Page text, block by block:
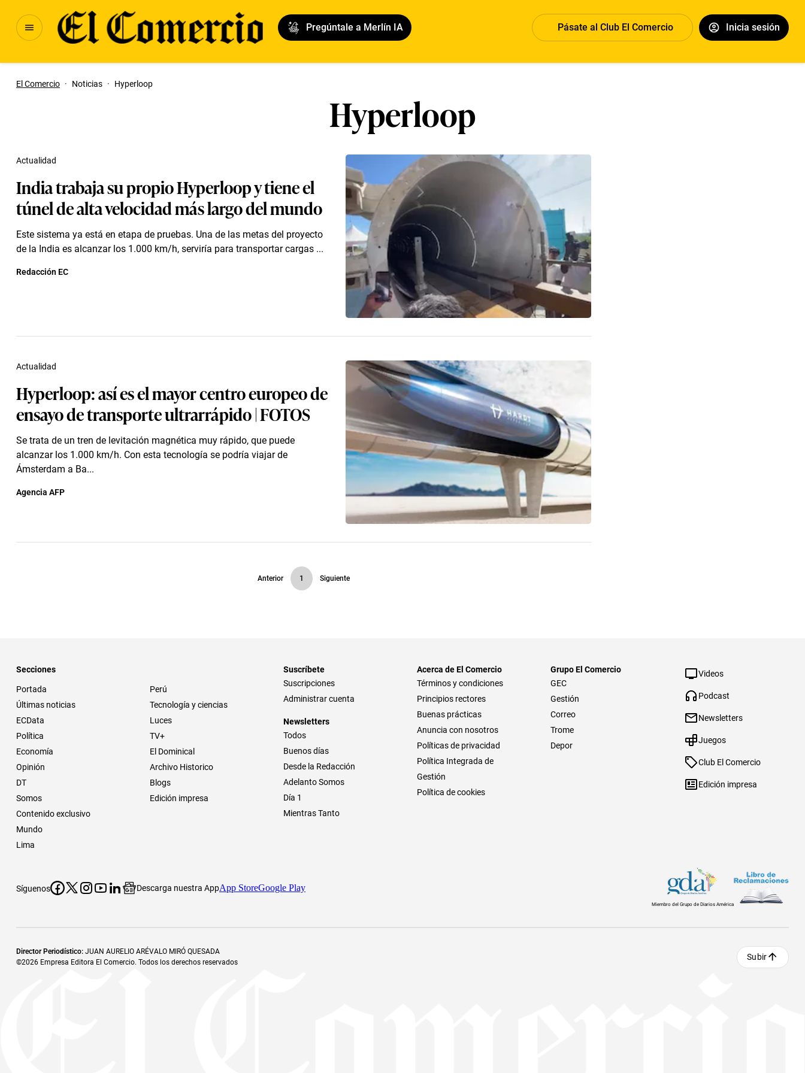
Pregúntale a Merlín IA Pásate al Club El Comercio Inicia sesión
El Comercio · Noticias · Hyperloop
Hyperloop
India trabaja su propio Hyperloop y tiene el
túnel de alta velocidad más largo del mundo
Este sistema ya está en etapa de pruebas. Una de las metas del proyecto
de la India es alcanzar los 1.000 km/h, serviría para transportar cargas ...
Actualidad
Redacción EC
Hyperloop: así es el mayor centro europeo de
ensayo de transporte ultrarrápido | FOTOS
Se trata de un tren de levitación magnética muy rápido, que puede
alcanzar los 1.000 km/h. Con esta tecnología se podría viajar de
Ámsterdam a Ba...
Actualidad
Agencia AFP
Anterior 1 Siguiente
Secciones
Portada
Últimas noticias
ECData
Política
Economía
Opinión
DT
Somos
Contenido exclusivo
Mundo
Lima
Perú
Tecnología y ciencias
Luces
TV+
El Dominical
Archivo Historico
Blogs
Edición impresa
Suscríbete
Suscripciones
Administrar cuenta
Newsletters
Todos
Buenos días
Desde la Redacción
Adelanto Somos
Día 1
Mientras Tanto
Acerca de El Comercio
Términos y condiciones
Principios rectores
Buenas prácticas
Anuncia con nosotros
Políticas de privacidad
Política Integrada de
Gestión
Política de cookies
Grupo El Comercio
GEC
Gestión
Correo
Trome
Depor
Videos
Podcast
Newsletters
Juegos
Club El Comercio
Edición impresa
Síguenos Descarga nuestra AppApp StoreGoogle Play
Miembro del Grupo de Diarios América
Director Periodístico: JUAN AURELIO ARÉVALO MIRÓ QUESADA
©2026 Empresa Editora El Comercio. Todos los derechos reservados
Subir